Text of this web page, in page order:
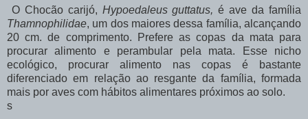
O Chocão carijó, Hypoedaleus guttatus,é ave da família
Thamnophilidae, um dos maiores dessa família, alcançando
20 cm. de comprimento. Prefere as copas da mata para
procurar alimento e perambular pela mata. Esse nicho
ecológico, procurar alimento nas copas é bastante
diferenciado em relação ao resgante da família, formada
mais por aves com hábitos alimentares próximos ao solo.
s